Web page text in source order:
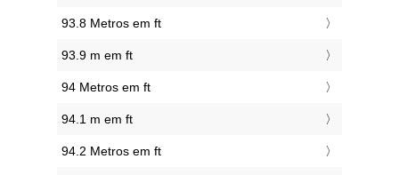
93.8 Metros em ft
93.9 m em ft
94 Metros em ft
94.1 m em ft
94.2 Metros em ft